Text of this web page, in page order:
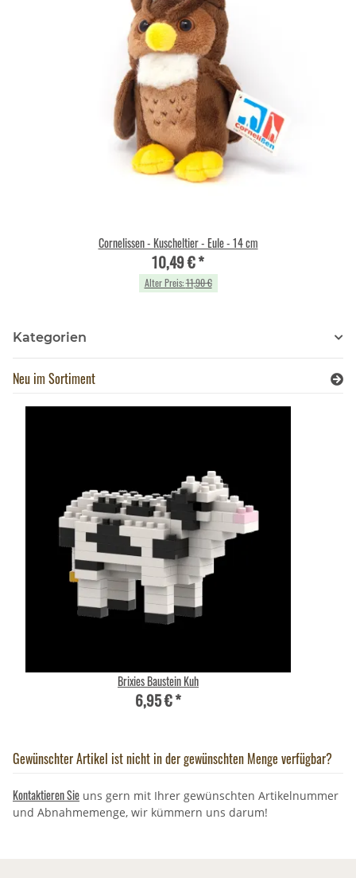
Cornelissen - Kuscheltier - Eule - 14 cm
10,49 €*
Alter Preis:11,90 €
Kategorien
Neu im Sortiment
Brixies Baustein Kuh
6,95 €*
Gewünschter Artikel ist nicht in der gewünschten Menge verfügbar?
Kontaktieren Sie uns gern mit Ihrer gewünschten Artikelnummer
und Abnahmemenge, wir kümmern uns darum!